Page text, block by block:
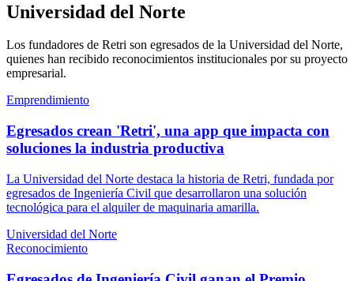
Universidad del Norte
Los fundadores de Retri son egresados de la Universidad del Norte,
quienes han recibido reconocimientos institucionales por su proyecto
empresarial.
Emprendimiento
Egresados crean 'Retri', una app que impacta con
soluciones la industria productiva
La Universidad del Norte destaca la historia de Retri, fundada por
egresados de Ingeniería Civil que desarrollaron una solución
tecnológica para el alquiler de maquinaria amarilla.
Universidad del Norte
Reconocimiento